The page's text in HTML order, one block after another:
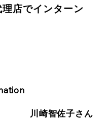
理店でインターン
川崎智佐子さん